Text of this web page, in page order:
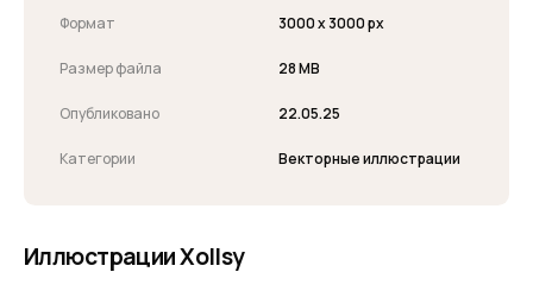
Формат 3000 x 3000 px
Размер файла 28 MB
Опубликовано 22.05.25
Категории Векторные иллюстрации
Иллюстрации Xollsy